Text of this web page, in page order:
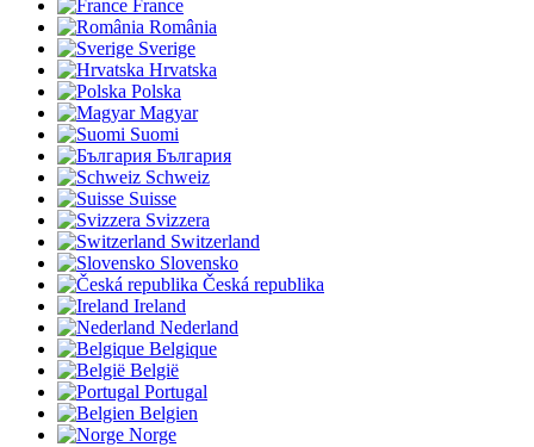
France
România
Sverige
Hrvatska
Polska
Magyar
Suomi
България
Schweiz
Suisse
Svizzera
Switzerland
Slovensko
Česká republika
Ireland
Nederland
Belgique
België
Portugal
Belgien
Norge